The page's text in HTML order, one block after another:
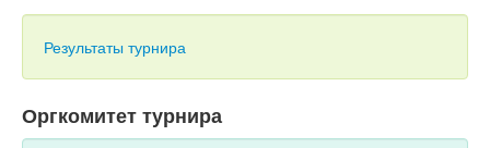
Результаты турнира
Оргкомитет турнира